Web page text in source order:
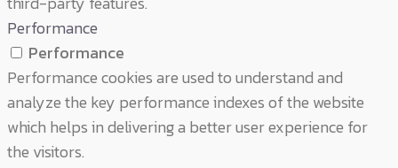
Performance
Performance
Performance cookies are used to understand and
analyze the key performance indexes of the website
which helps in delivering a better user experience for
the visitors.